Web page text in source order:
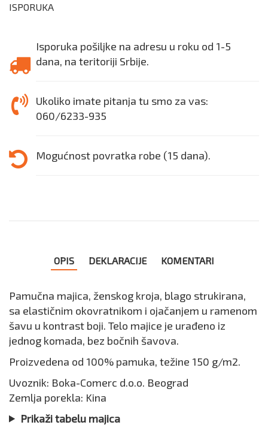
ISPORUKA
Isporuka pošiljke na adresu u roku od 1-5
dana, na teritoriji Srbije.
Ukoliko imate pitanja tu smo za vas:
060/6233-935
Mogućnost povratka robe (15 dana).
OPIS DEKLARACIJE KOMENTARI
Pamučna majica, ženskog kroja, blago strukirana,
sa elastičnim okovratnikom i ojačanjem u ramenom
šavu u kontrast boji. Telo majice je urađeno iz
jednog komada, bez bočnih šavova.
Proizvedena od 100% pamuka, težine 150 g/m2.
Uvoznik: Boka-Comerc d.o.o. Beograd
Zemlja porekla: Kina
Prikaži tabelu majica